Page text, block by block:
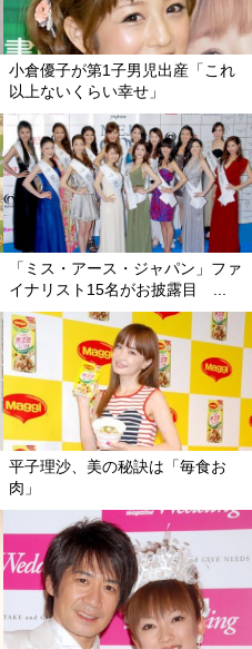
小倉優子が第1子男児出産「これ
以上ないくらい幸せ」
「ミス・アース・ジャパン」ファ
イナリスト15名がお披露目 ...
平子理沙、美の秘訣は「毎食お
肉」